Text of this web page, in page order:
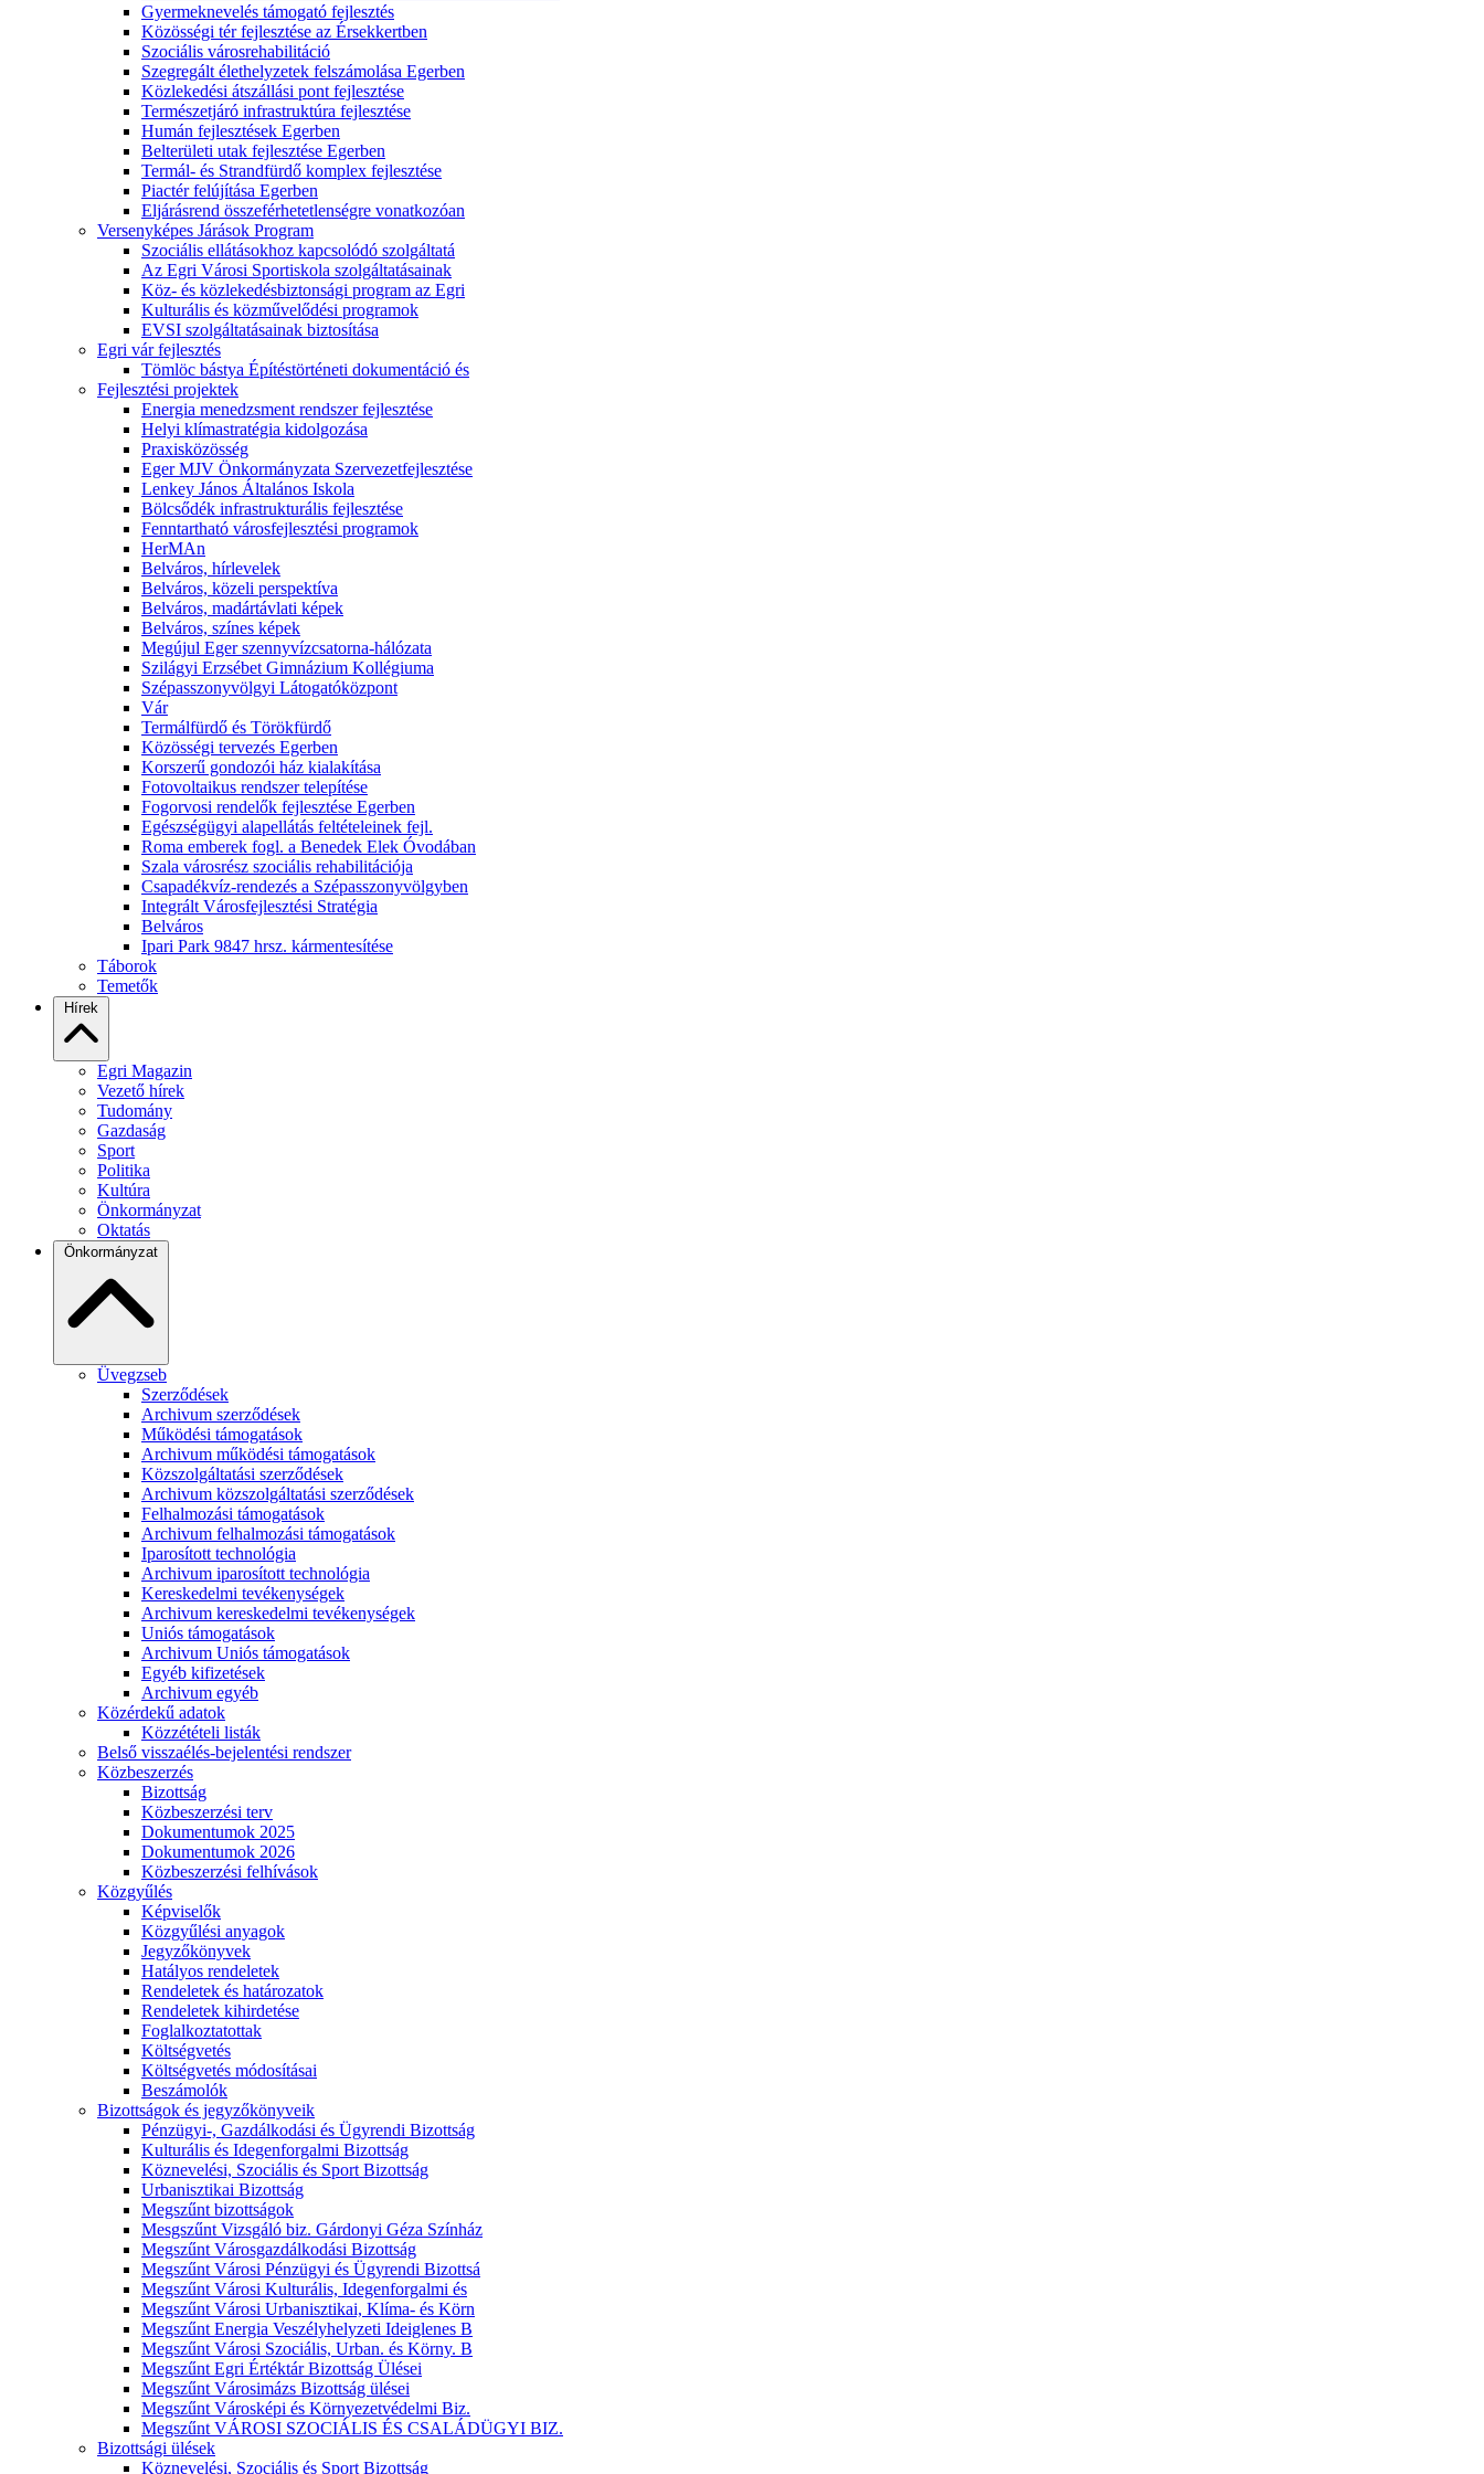
Gyermeknevelés támogató fejlesztés
Közösségi tér fejlesztése az Érsekkertben
Szociális városrehabilitáció
Szegregált élethelyzetek felszámolása Egerben
Közlekedési átszállási pont fejlesztése
Természetjáró infrastruktúra fejlesztése
Humán fejlesztések Egerben
Belterületi utak fejlesztése Egerben
Termál- és Strandfürdő komplex fejlesztése
Piactér felújítása Egerben
Eljárásrend összeférhetetlenségre vonatkozóan
Versenyképes Járások Program
Szociális ellátásokhoz kapcsolódó szolgáltatá
Az Egri Városi Sportiskola szolgáltatásainak
Köz- és közlekedésbiztonsági program az Egri
Kulturális és közművelődési programok
EVSI szolgáltatásainak biztosítása
Egri vár fejlesztés
Tömlöc bástya Építéstörténeti dokumentáció és
Fejlesztési projektek
Energia menedzsment rendszer fejlesztése
Helyi klímastratégia kidolgozása
Praxisközösség
Eger MJV Önkormányzata Szervezetfejlesztése
Lenkey János Általános Iskola
Bölcsődék infrastrukturális fejlesztése
Fenntartható városfejlesztési programok
HerMAn
Belváros, hírlevelek
Belváros, közeli perspektíva
Belváros, madártávlati képek
Belváros, színes képek
Megújul Eger szennyvízcsatorna-hálózata
Szilágyi Erzsébet Gimnázium Kollégiuma
Szépasszonyvölgyi Látogatóközpont
Vár
Termálfürdő és Törökfürdő
Közösségi tervezés Egerben
Korszerű gondozói ház kialakítása
Fotovoltaikus rendszer telepítése
Fogorvosi rendelők fejlesztése Egerben
Egészségügyi alapellátás feltételeinek fejl.
Roma emberek fogl. a Benedek Elek Óvodában
Szala városrész szociális rehabilitációja
Csapadékvíz-rendezés a Szépasszonyvölgyben
Integrált Városfejlesztési Stratégia
Belváros
Ipari Park 9847 hrsz. kármentesítése
Táborok
Temetők
Hírek
Egri Magazin
Vezető hírek
Tudomány
Gazdaság
Sport
Politika
Kultúra
Önkormányzat
Oktatás
Önkormányzat
Üvegzseb
Szerződések
Archivum szerződések
Működési támogatások
Archivum működési támogatások
Közszolgáltatási szerződések
Archivum közszolgáltatási szerződések
Felhalmozási támogatások
Archivum felhalmozási támogatások
Iparosított technológia
Archivum iparosított technológia
Kereskedelmi tevékenységek
Archivum kereskedelmi tevékenységek
Uniós támogatások
Archivum Uniós támogatások
Egyéb kifizetések
Archivum egyéb
Közérdekű adatok
Közzétételi listák
Belső visszaélés-bejelentési rendszer
Közbeszerzés
Bizottság
Közbeszerzési terv
Dokumentumok 2025
Dokumentumok 2026
Közbeszerzési felhívások
Közgyűlés
Képviselők
Közgyűlési anyagok
Jegyzőkönyvek
Hatályos rendeletek
Rendeletek és határozatok
Rendeletek kihirdetése
Foglalkoztatottak
Költségvetés
Költségvetés módosításai
Beszámolók
Bizottságok és jegyzőkönyveik
Pénzügyi-, Gazdálkodási és Ügyrendi Bizottság
Kulturális és Idegenforgalmi Bizottság
Köznevelési, Szociális és Sport Bizottság
Urbanisztikai Bizottság
Megszűnt bizottságok
Mesgszűnt Vizsgáló biz. Gárdonyi Géza Színház
Megszűnt Városgazdálkodási Bizottság
Megszűnt Városi Pénzügyi és Ügyrendi Bizottsá
Megszűnt Városi Kulturális, Idegenforgalmi és
Megszűnt Városi Urbanisztikai, Klíma- és Körn
Megszűnt Energia Veszélyhelyzeti Ideiglenes B
Megszűnt Városi Szociális, Urban. és Körny. B
Megszűnt Egri Értéktár Bizottság Ülései
Megszűnt Városimázs Bizottság ülései
Megszűnt Városképi és Környezetvédelmi Biz.
Megszűnt VÁROSI SZOCIÁLIS ÉS CSALÁDÜGYI BIZ.
Bizottsági ülések
Köznevelési, Szociális és Sport Bizottság